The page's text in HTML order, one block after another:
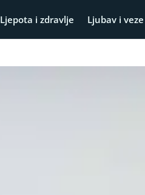
Ljepota i zdravlje Ljubav i veze